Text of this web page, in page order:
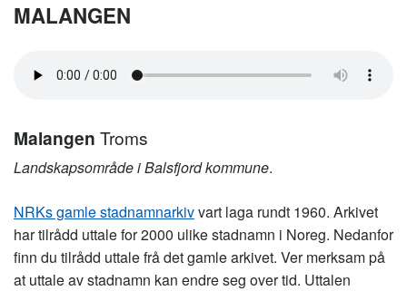
MALANGEN
Malangen Troms
Landskapsområde i Balsfjord kommune.
NRKs gamle stadnamnarkivvart laga rundt 1960. Arkivet
har tilrådd uttale for 2000 ulike stadnamn i Noreg. Nedanfor
finn du tilrådd uttale frå det gamle arkivet. Ver merksam på
at uttale av stadnamn kan endre seg over tid. Uttalen